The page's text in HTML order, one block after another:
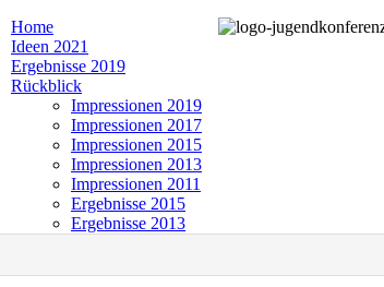
Home
Ideen 2021
Ergebnisse 2019
Rückblick
Impressionen 2019
Impressionen 2017
Impressionen 2015
Impressionen 2013
Impressionen 2011
Ergebnisse 2015
Ergebnisse 2013